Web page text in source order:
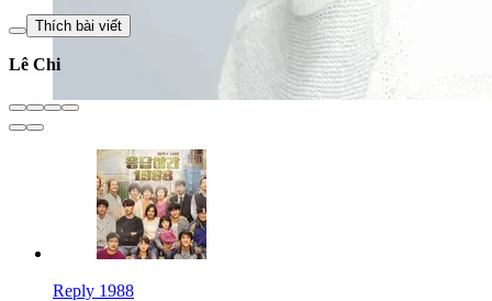
Thích bài viết
Lê Chi
Reply 1988